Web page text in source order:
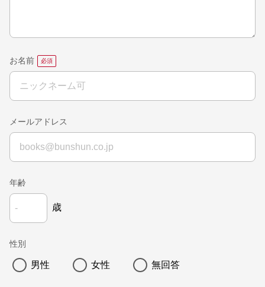
お名前
メールアドレス
年齢
歳
性別
男性 女性 無回答